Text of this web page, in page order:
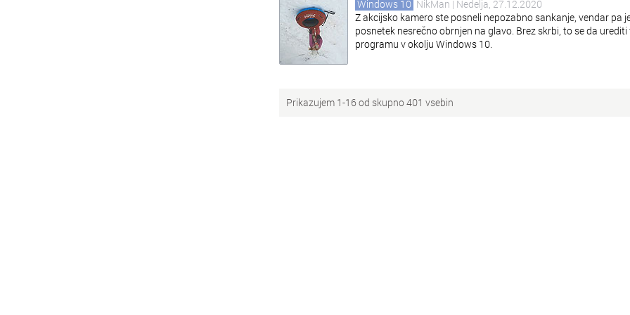
Windows 10 NikMan | Nedelja, 27.12.2020
Z akcijsko kamero ste posneli nepozabno sankanje, vendar pa
posnetek nesrečno obrnjen na glavo. Brez skrbi, to se da urediti
programu v okolju Windows 10.
Prikazujem 1-16 od skupno 401 vsebin